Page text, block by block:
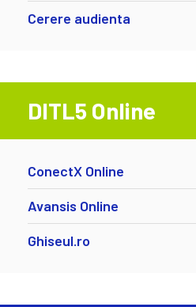
Cerere audienta
DITL5 Online
ConectX Online
Avansis Online
Ghiseul.ro